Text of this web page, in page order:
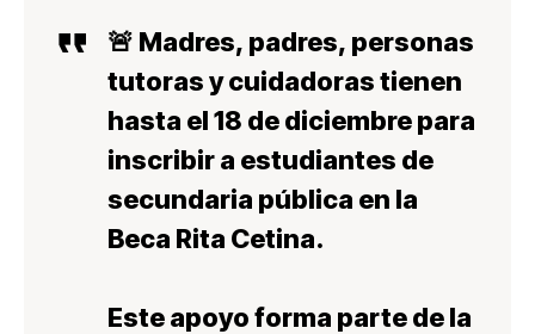
🚨 Madres, padres, personas
tutoras y cuidadoras tienen
hasta el 18 de diciembre para
inscribir a estudiantes de
secundaria pública en la
Beca Rita Cetina.
Este apoyo forma parte de la